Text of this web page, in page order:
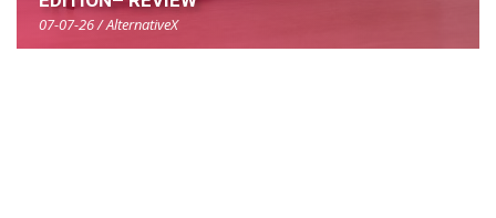
07-07-26 / AlternativeX